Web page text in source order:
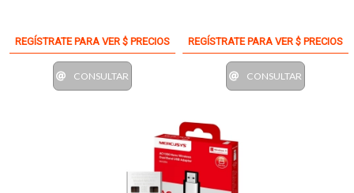
REGÍSTRATE PARA VER $ PRECIOS
CONSULTAR
REGÍSTRATE PARA VER $ PRECIOS
CONSULTAR